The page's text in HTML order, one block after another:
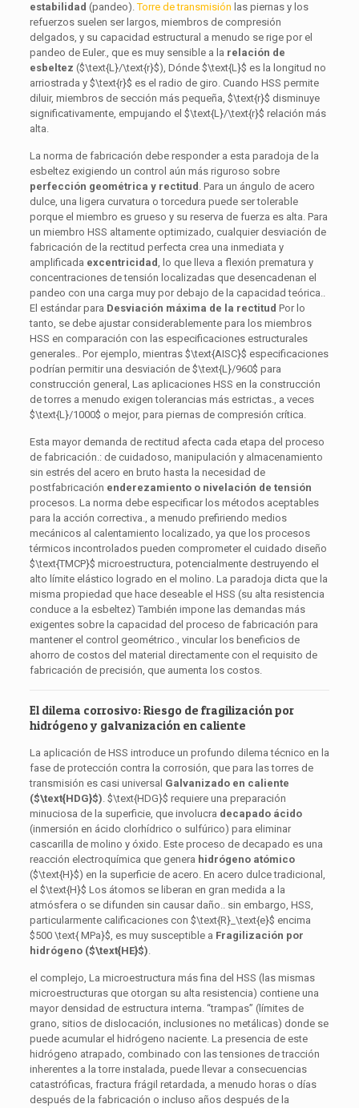
estabilidad (pandeo).Torre de transmisión las piernas y los
refuerzos suelen ser largos, miembros de compresión
delgados, y su capacidad estructural a menudo se rige por el
pandeo de Euler., que es muy sensible a la relación de
esbeltez ($\text{L}/\text{r}$), Dónde $\text{L}$ es la longitud no
arriostrada y $\text{r}$ es el radio de giro. Cuando HSS permite
diluir, miembros de sección más pequeña, $\text{r}$ disminuye
significativamente, empujando el $\text{L}/\text{r}$ relación más
alta.
La norma de fabricación debe responder a esta paradoja de la
esbeltez exigiendo un control aún más riguroso sobre
perfección geométrica y rectitud . Para un ángulo de acero
dulce, una ligera curvatura o torcedura puede ser tolerable
porque el miembro es grueso y su reserva de fuerza es alta. Para
un miembro HSS altamente optimizado, cualquier desviación de
fabricación de la rectitud perfecta crea una inmediata y
amplificada excentricidad, lo que lleva a flexión prematura y
concentraciones de tensión localizadas que desencadenan el
pandeo con una carga muy por debajo de la capacidad teórica..
El estándar para Desviación máxima de la rectitud Por lo
tanto, se debe ajustar considerablemente para los miembros
HSS en comparación con las especificaciones estructurales
generales.. Por ejemplo, mientras $\text{AISC}$ especificaciones
podrían permitir una desviación de $\text{L}/960$ para
construcción general, Las aplicaciones HSS en la construcción
de torres a menudo exigen tolerancias más estrictas., a veces
$\text{L}/1000$ o mejor, para piernas de compresión crítica.
Esta mayor demanda de rectitud afecta cada etapa del proceso
de fabricación.: de cuidadoso, manipulación y almacenamiento
sin estrés del acero en bruto hasta la necesidad de
postfabricación enderezamiento o nivelación de tensión
procesos. La norma debe especificar los métodos aceptables
para la acción correctiva., a menudo prefiriendo medios
mecánicos al calentamiento localizado, ya que los procesos
térmicos incontrolados pueden comprometer el cuidado diseño
$\text{TMCP}$ microestructura, potencialmente destruyendo el
alto límite elástico logrado en el molino. La paradoja dicta que la
misma propiedad que hace deseable el HSS (su alta resistencia
conduce a la esbeltez) También impone las demandas más
exigentes sobre la capacidad del proceso de fabricación para
mantener el control geométrico., vincular los beneficios de
ahorro de costos del material directamente con el requisito de
fabricación de precisión, que aumenta los costos.
El dilema corrosivo: Riesgo de fragilización por
hidrógeno y galvanización en caliente
La aplicación de HSS introduce un profundo dilema técnico en la
fase de protección contra la corrosión, que para las torres de
transmisión es casi universal Galvanizado en caliente
($\text{HDG}$). $\text{HDG}$ requiere una preparación
minuciosa de la superficie, que involucra decapado ácido
(inmersión en ácido clorhídrico o sulfúrico) para eliminar
cascarilla de molino y óxido. Este proceso de decapado es una
reacción electroquímica que genera hidrógeno atómico
($\text{H}$) en la superficie de acero. En acero dulce tradicional,
el $\text{H}$ Los átomos se liberan en gran medida a la
atmósfera o se difunden sin causar daño.. sin embargo, HSS,
particularmente calificaciones con $\text{R}_\text{e}$ encima
$500 \text{ MPa}$, es muy susceptible a Fragilización por
hidrógeno ($\text{HE}$).
el complejo, La microestructura más fina del HSS (las mismas
microestructuras que otorgan su alta resistencia) contiene una
mayor densidad de estructura interna. “trampas” (límites de
grano, sitios de dislocación, inclusiones no metálicas) donde se
puede acumular el hidrógeno naciente. La presencia de este
hidrógeno atrapado, combinado con las tensiones de tracción
inherentes a la torre instalada, puede llevar a consecuencias
catastróficas, fractura frágil retardada, a menudo horas o días
después de la fabricación o incluso años después de la